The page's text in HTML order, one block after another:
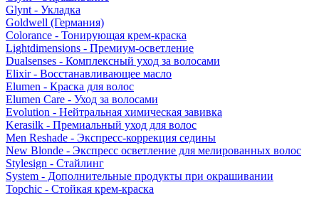
Glynt - Укладка
Goldwell (Германия)
Colorance - Тонирующая крем-краска
Lightdimensions - Премиум-осветление
Dualsenses - Комплексный уход за волосами
Elixir - Восстанавливающее масло
Elumen - Краска для волос
Elumen Care - Уход за волосами
Evolution - Нейтральная химическая завивка
Kerasilk - Премиальный уход для волос
Men Reshade - Экспресс-коррекция седины
New Blonde - Экспресс осветление для мелированных волос
Stylesign - Стайлинг
System - Дополнительные продукты при окрашивании
Topchic - Стойкая крем-краска